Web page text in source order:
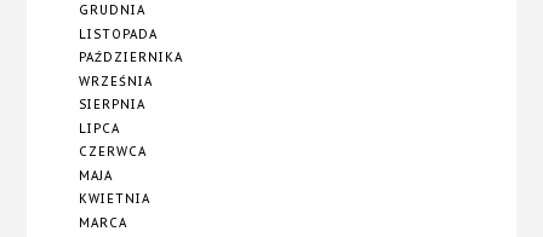
GRUDNIA
LISTOPADA
PAŹDZIERNIKA
WRZEŚNIA
SIERPNIA
LIPCA
CZERWCA
MAJA
KWIETNIA
MARCA